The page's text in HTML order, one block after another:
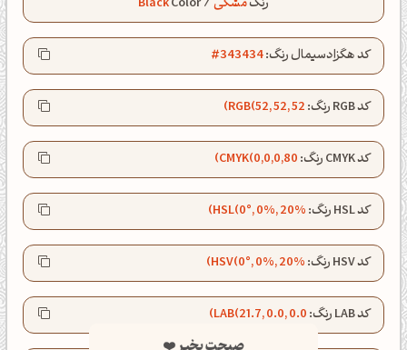
کد هگزادسیمال رنگ:#343434
کد RGB رنگ: RGB(52, 52, 52)
کد CMYK رنگ: CMYK(0,0,0,80)
کد HSL رنگ: HSL(0°, 0%, 20%)
کد HSV رنگ: HSV(0°, 0%, 20%)
کد LAB رنگ: LAB(21.7, 0.0, 0.0)صبحت بخیر❤️